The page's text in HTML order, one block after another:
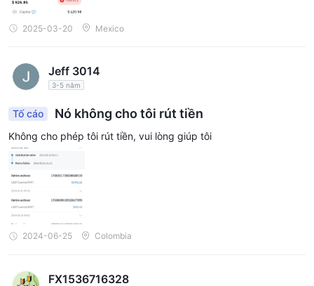
2025-03-20 Mexico
Jeff 3014
3-5 năm
Tố cáo Nó không cho tôi rút tiền
Không cho phép tôi rút tiền, vui lòng giúp tôi
2024-06-25 Colombia
FX1536716328